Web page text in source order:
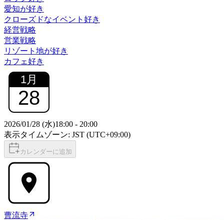
愛知が好き
クローズドなイベント好き
経営戦略
営業戦略
リゾート地が好き
カフェ好き
1月
28
2026/01/28 (水)18:00 - 20:00
表示タイムゾーン: JST (UTC+09:00)
カレンダーに追加
曹流寺